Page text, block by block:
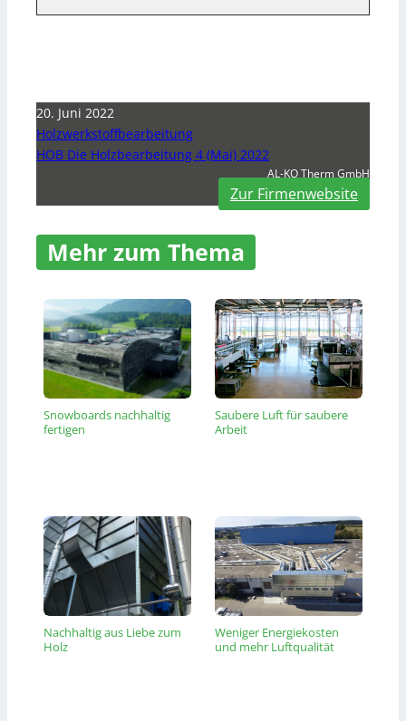
20. Juni 2022
Holzwerkstoffbearbeitung
HOB Die Holzbearbeitung 4 (Mai) 2022
AL-KO Therm GmbH
Zur Firmenwebsite
Mehr zum Thema
Snowboards nachhaltig
fertigen
Saubere Luft für saubere
Arbeit
Nachhaltig aus Liebe zum
Holz
Weniger Energiekosten
und mehr Luftqualität